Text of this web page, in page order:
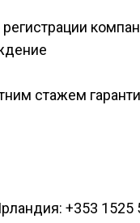
стажем
+353 1525